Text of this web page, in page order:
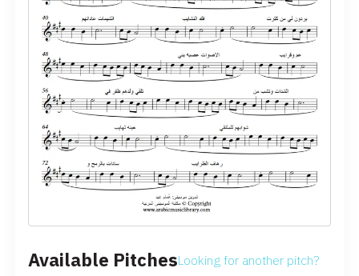
Available PitchesLooking for another pitch?